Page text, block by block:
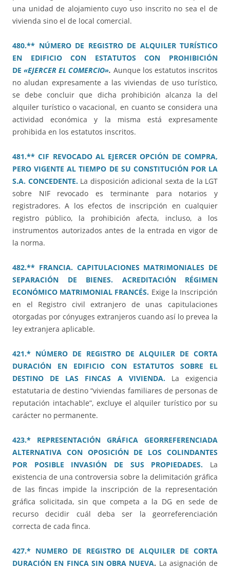
una unidad de alojamiento cuyo uso inscrito no sea el de
vivienda sino el de local comercial.
480.** NÚMERO DE REGISTRO DE ALQUILER TURÍSTICO
EN EDIFICIO CON ESTATUTOS CON PROHIBICIÓN
DE«EJERCER EL COMERCIO». Aunque los estatutos inscritos
no aludan expresamente a las viviendas de uso turístico,
se debe concluir que dicha prohibición alcanza la del
alquiler turístico o vacacional, en cuanto se considera una
actividad económica y la misma está expresamente
prohibida en los estatutos inscritos.
481.** CIF REVOCADO AL EJERCER OPCIÓN DE COMPRA,
PERO VIGENTE AL TIEMPO DE SU CONSTITUCIÓN POR LA
S.A. CONCEDENTE. La disposición adicional sexta de la LGT
sobre NIF revocado es terminante para notarios y
registradores. A los efectos de inscripción en cualquier
registro público, la prohibición afecta, incluso, a los
instrumentos autorizados antes de la entrada en vigor de
la norma.
482.** FRANCIA. CAPITULACIONES MATRIMONIALES DE
SEPARACIÓN DE BIENES. ACREDITACIÓN RÉGIMEN
ECONÓMICO MATRIMONIAL FRANCÉS. Exige la Inscripción
en el Registro civil extranjero de unas capitulaciones
otorgadas por cónyuges extranjeros cuando así lo prevea la
ley extranjera aplicable.
421.* NÚMERO DE REGISTRO DE ALQUILER DE CORTA
DURACIÓN EN EDIFICIO CON ESTATUTOS SOBRE EL
DESTINO DE LAS FINCAS A VIVIENDA.La exigencia
estatutaria de destino “viviendas familiares de personas de
reputación intachable”, excluye el alquiler turístico por su
carácter no permanente.
423.* REPRESENTACIÓN GRÁFICA GEORREFERENCIADA
ALTERNATIVA CON OPOSICIÓN DE LOS COLINDANTES
POR POSIBLE INVASIÓN DE SUS PROPIEDADES. La
existencia de una controversia sobre la delimitación gráfica
de las fincas impide la inscripción de la representación
gráfica solicitada, sin que competa a la DG en sede de
recurso decidir cuál deba ser la georreferenciación
correcta de cada finca.
427.* NUMERO DE REGISTRO DE ALQUILER DE CORTA
DURACIÓN EN FINCA SIN OBRA NUEVA. La asignación de